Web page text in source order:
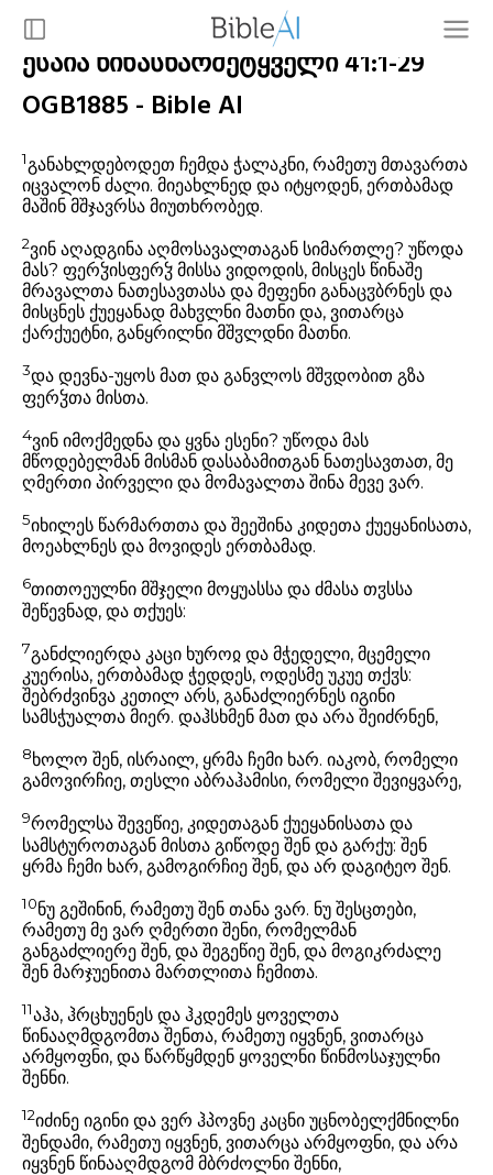
ესაია წინასწარმეტყველი 41:1-29
OGB1885 - Bible AI
1განახლდებოდეთ ჩემდა ჭალაკნი, რამეთუ მთავართა
იცვალონ ძალი. მიეახლნედ და იტყოდენ, ერთბამად
მაშინ მშჯავრსა მიუთხრობედ.
2ვინ აღადგინა აღმოსავალთაგან სიმართლე? უწოდა
მას? ფერჴისფერჴ მისსა ვიდოდის, მისცეს წინაშე
მრავალთა ნათესავთასა და მეფენი განაცჳბრნეს და
მისცნეს ქუეყანად მახჳლნი მათნი და, ვითარცა
ქარქუეტნი, განყრილნი მშჳლდნი მათნი.
3და დევნა-უყოს მათ და განვლოს მშჳდობით გზა
ფერჴთა მისთა.
4ვინ იმოქმედნა და ყვნა ესენი? უწოდა მას
მწოდებელმან მისმან დასაბამითგან ნათესავთათ, მე
ღმერთი პირველი და მომავალთა შინა მევე ვარ.
5იხილეს წარმართთა და შეეშინა კიდეთა ქუეყანისათა,
მოეახლნეს და მოვიდეს ერთბამად.
6თითოეულნი მშჯელი მოყუასსა და ძმასა თჳსსა
შეწევნად, და თქუეს:
7განძლიერდა კაცი ხუროჲ და მჭედელი, მცემელი
კუერისა, ერთბამად ჭედდეს, ოდესმე უკუე თქჳს:
შებრძვინვა კეთილ არს, განაძლიერნეს იგინი
სამსჭუალთა მიერ. დაჰსხმენ მათ და არა შეიძრნენ,
8ხოლო შენ, ისრაილ, ყრმა ჩემი ხარ. იაკობ, რომელი
გამოვირჩიე, თესლი აბრაჰამისი, რომელი შევიყვარე,
9რომელსა შევეწიე, კიდეთაგან ქუეყანისათა და
სამსტუროთაგან მისთა გიწოდე შენ და გარქუ: შენ
ყრმა ჩემი ხარ, გამოგირჩიე შენ, და არ დაგიტეო შენ.
10ნუ გეშინინ, რამეთუ შენ თანა ვარ. ნუ შესცთები,
რამეთუ მე ვარ ღმერთი შენი, რომელმან
განგაძლიერე შენ, და შეგეწიე შენ, და მოგიკრძალე
შენ მარჯუენითა მართლითა ჩემითა.
11აჰა, ჰრცხუენეს და ჰკდემეს ყოველთა
წინააღმდგომთა შენთა, რამეთუ იყვნენ, ვითარცა
არმყოფნი, და წარწყმდენ ყოველნი წინმოსაჯულნი
შენნი.
12იძინე იგინი და ვერ ჰპოვნე კაცნი უცნობელქმნილნი
შენდამი, რამეთუ იყვნენ, ვითარცა არმყოფნი, და არა
იყვნენ წინააღმდგომ მბრძოლნი შენნი,